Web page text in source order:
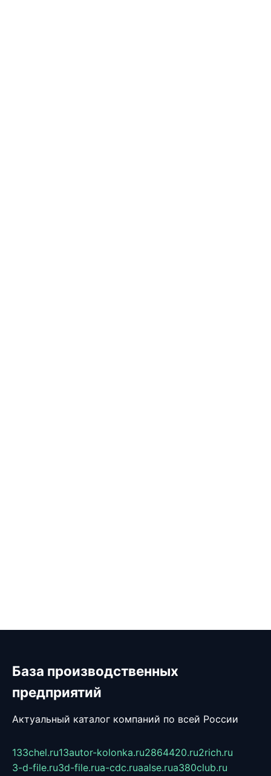
База производственных
предприятий
Актуальный каталог компаний по всей России
133chel.ru13autor-kolonka.ru2864420.ru2rich.ru
3-d-file.ru3d-file.rua-cdc.ruaalse.rua380club.ru